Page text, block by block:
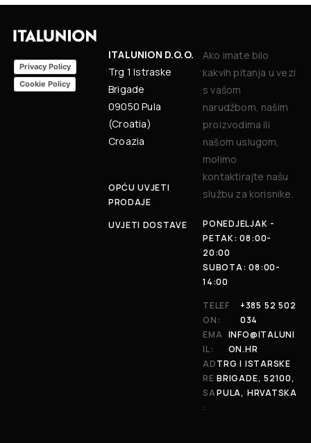
Privacy Policy
Cookie Policy
ITALUNION D.O.O.
Trg 1 Istraske
Brigade
09050 Pula
(Croatia)
Croazia
OPĆU UVJETI
PRODAJE
UVJETI DOSTAVE
Ako imate bilo
kakvih pitanja u vezi
s vašom
narudžbom, našim
proizvodima ili
našom uslugom,
molimo
kontaktirajte našu
službu za korisnike.
PONEDJELJAK -
PETAK: 08:00-
20:00
SUBOTA: 08:00-
14:00
TELEF
ON:
+385 52 502
034
EMA
IL:
INFO@ITALUNI
ON.HR
AD
RE
SA
:
TRG I ISTARSKE
BRIGADE, 52100,
PULA, HRVATSKA